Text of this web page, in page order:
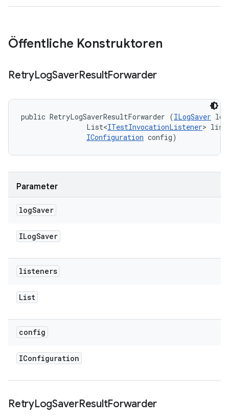
Öffentliche Konstruktoren
RetryLogSaverResultForwarder
public RetryLogSaverResultForwarder (ILogSaver
                List<
ITestInvocationListener>
IConfiguration config)
Parameter
logSaver
ILogSaver
listeners
List
config
IConfiguration
RetryLogSaverResultForwarder